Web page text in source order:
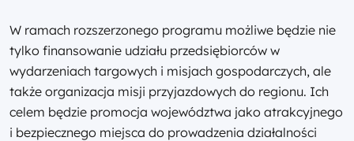
W ramach rozszerzonego programu możliwe będzie nie
tylko finansowanie udziału przedsiębiorców w
wydarzeniach targowych i misjach gospodarczych, ale
także organizacja misji przyjazdowych do regionu. Ich
celem będzie promocja województwa jako atrakcyjnego
i bezpiecznego miejsca do prowadzenia działalności